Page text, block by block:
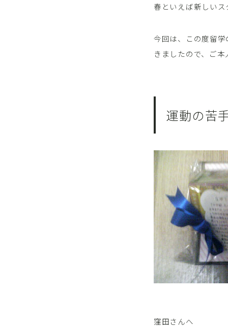
春といえば新しい
今回は、この度留
きましたので、ご
運動の苦
窪田さんへ